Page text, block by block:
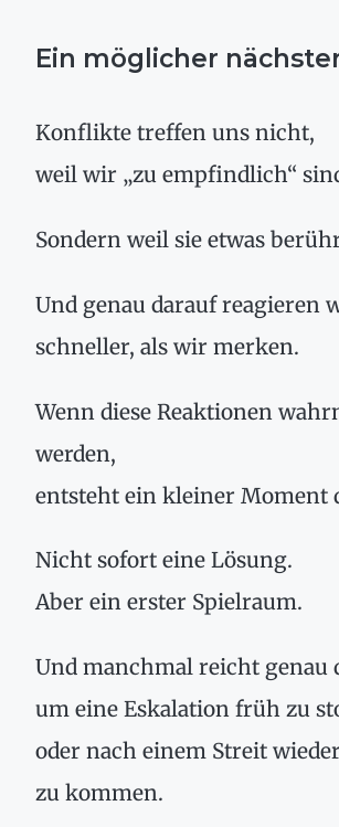
Ein möglicher
Konflikte treffen uns nicht,
weil wir „zu empfindlich“
Sondern weil sie etwas
Und genau darauf reagieren
schneller, als wir merken.
Wenn diese Reaktionen
werden,
entsteht ein kleiner Moment
Nicht sofort eine Lösung.
Aber ein erster Spielraum.
Und manchmal reicht genau
um eine Eskalation früh zu
oder nach einem Streit
zu kommen.